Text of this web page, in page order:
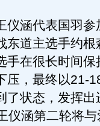
涵代表国羽参
东道主选手约根
手在很长时间保
压，最终以21-
了状态，发挥出
仪涵第二轮将